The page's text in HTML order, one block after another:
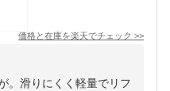
価格と在庫を楽天でチェック >>
。滑りにくく軽量でリフ